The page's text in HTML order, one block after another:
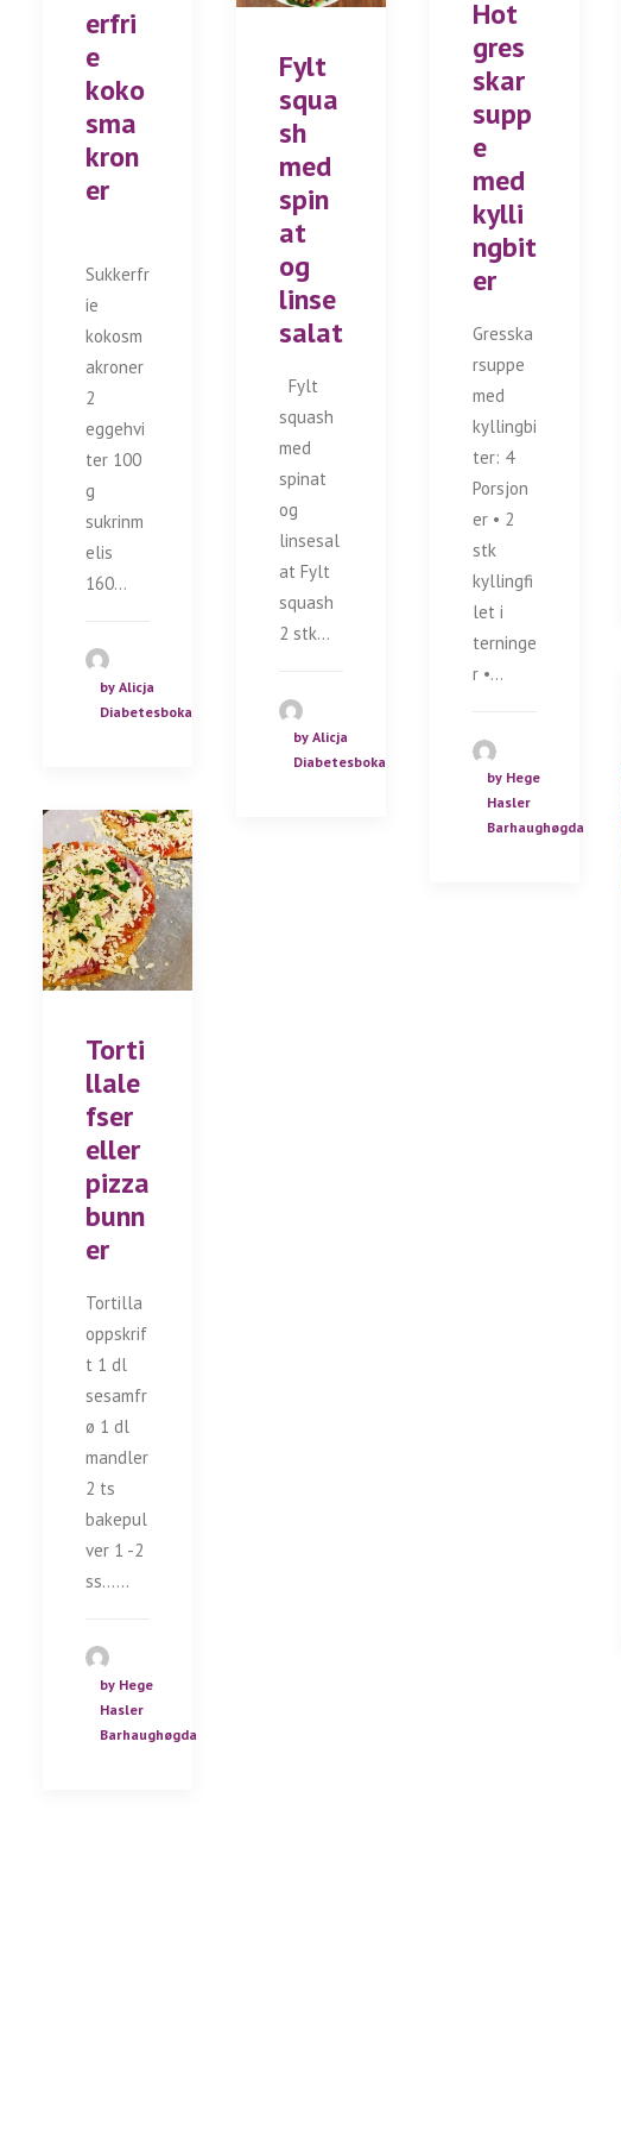
erfri
e
koko
sma
kron
er
Sukkerfr
ie
kokosm
akroner
2
eggehvi
ter 100
g
sukrinm
elis
160…
by Alicja
Diabetesboka
Fylt
squa
sh
med
spin
at
og
linse
salat
Fylt
squash
med
spinat
og
linsesal
at Fylt
squash
2 stk…
by Alicja
Diabetesboka
Hot
gres
skar
supp
e
med
kylli
ngbit
er
Gresska
rsuppe
med
kyllingbi
ter: 4
Porsjon
er • 2
stk
kyllingfi
let i
terninge
r •…
by Hege
Hasler
Barhaughøgda
Torti
llale
fser
eller
pizza
bunn
er
Tortilla
oppskrif
t 1 dl
sesamfr
ø 1 dl
mandler
2 ts
bakepul
ver 1 -2
ss……
by Hege
Hasler
Barhaughøgda